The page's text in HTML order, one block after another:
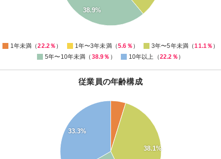
38.9%
1年未満（22.2％ ） 1年〜3年未満（5.6％ ） 3年〜5年未満（11.1％ ）
5年〜10年未満（ 38.9％ ） 10年以上（22.2％ ）
従業員の年齢構成
38.1%
33.3%